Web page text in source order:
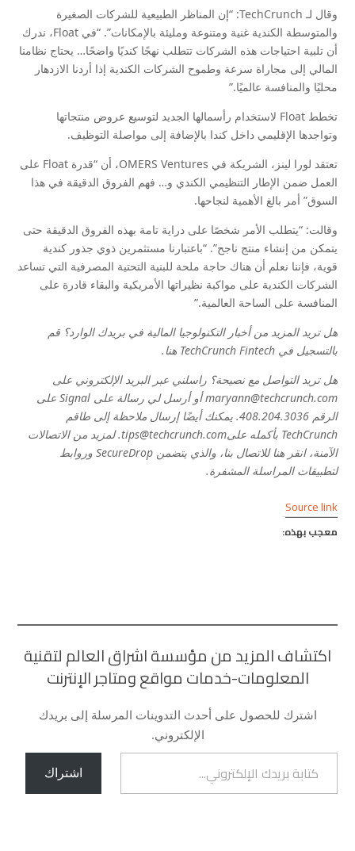
وقال لـ TechCrunch: “إن المناظر الطبيعية للشركات الصغيرة
والمتوسطة الكندية غنية ومتنوعة ومليئة بالإمكانات”. “في Float، ندرك
أن تلبية احتياجات هذه الشركات تتطلب نهجًا كنديًا واضحًا… يحتاج نظامنا
المالي إلى مجاراة سرعة وطموح الشركات الكندية إذا أردنا الازدهار
محليًا والمنافسة عالميًا.”
تخطط Float لاستخدام رأسمالها الجديد لتوسيع عروض منتجاتها
وتواجدها الإقليمي داخل كندا بالإضافة إلى مواصلة التوظيف.
تعتقد لورا لينز، الشريكة في OMERS Ventures، أن “قدرة Float على
العمل ضمن الإطار التنظيمي الكندي و… فهم الفروق الدقيقة في هذا
السوق” أمر بالغ الأهمية لنجاحها.
وقالت: “يتطلب الأمر شخصًا على دراية تامة بهذه الفروق الدقيقة حتى
يتمكن من إنشاء منتج ناجح”. “باعتبارنا مستثمرين ذوي جذور كندية
قوية، فإننا نعلم أن هناك حاجة ملحة للبنية التحتية المصرفية التي تساعد
الشركات الكندية على مواكبة نظيراتها الأمريكية والبقاء قادرة على
المنافسة على الساحة العالمية.”
هل تريد المزيد من أخبار التكنولوجيا المالية في بريدك الوارد؟ قم
بالتسجيل في TechCrunch Fintech
هنا .
هل تريد التواصل مع نصيحة؟ راسلني عبر البريد الإلكتروني على
maryann@techcrunch.com أو أرسل لي رسالة على Signal على
الرقم 408.204.3036. يمكنك أيضًا إرسال ملاحظة إلى طاقم
TechCrunch بأكمله علىtips@techcrunch.com. لمزيد من الاتصالات
الآمنة،انقر هنا للاتصال بنا
، والذي يتضمن SecureDrop وروابط
لتطبيقات المراسلة المشفرة.
Source link
معجب بهذه:
اكتشاف المزيد من مؤسسة اشراق العالم لتقنية
المعلومات-خدمات مواقع ومتاجر الإنترنت
اشترك للحصول على أحدث التدوينات المرسلة إلى بريدك
الإلكتروني.
كتابة بريدك الإلكتروني...
اشتراك